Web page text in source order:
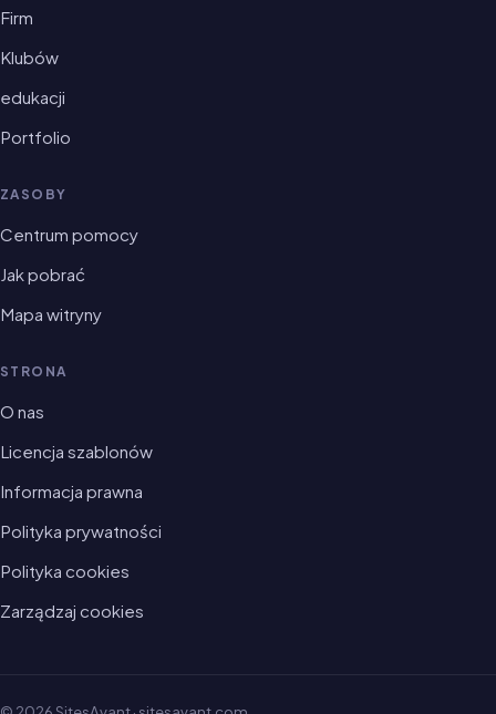
Firm
Klubów
edukacji
Portfolio
ZASOBY
Centrum pomocy
Jak pobrać
Mapa witryny
STRONA
O nas
Licencja szablonów
Informacja prawna
Polityka prywatności
Polityka cookies
Zarządzaj cookies